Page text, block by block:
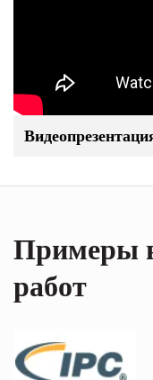
Примеры
работ